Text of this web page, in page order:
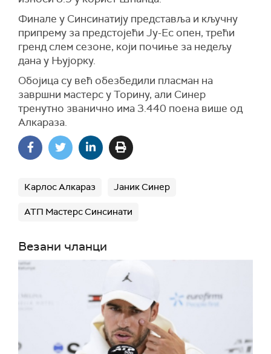
Финале у Синсинатију представља и кључну
припрему за предстојећи Ју-Ес опен, трећи
гренд слем сезоне, који почиње за недељу
дана у Њујорку.
Обојица су већ обезбедили пласман на
завршни мастерс у Торину, али Синер
тренутно званично има 3.440 поена више од
Алкараза.
Карлос Алкараз Јаник Синер
АТП Мастерс Синсинати
Везани чланци